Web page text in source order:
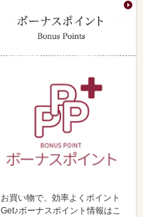
お買い物で、効率よくポイント
Get♪ボーナスポイント情報はこ